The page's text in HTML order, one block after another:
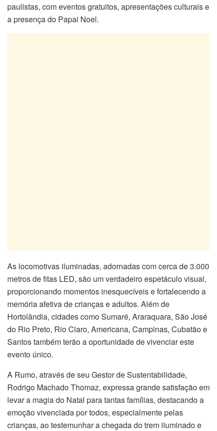
paulistas, com eventos gratuitos, apresentações culturais e
a presença do Papai Noel.
As locomotivas iluminadas, adornadas com cerca de 3.000
metros de fitas LED, são um verdadeiro espetáculo visual,
proporcionando momentos inesquecíveis e fortalecendo a
memória afetiva de crianças e adultos. Além de
Hortolândia, cidades como Sumaré, Araraquara, São José
do Rio Preto, Rio Claro, Americana, Campinas, Cubatão e
Santos também terão a oportunidade de vivenciar este
evento único.
A Rumo, através de seu Gestor de Sustentabilidade,
Rodrigo Machado Thomaz, expressa grande satisfação em
levar a magia do Natal para tantas famílias, destacando a
emoção vivenciada por todos, especialmente pelas
crianças, ao testemunhar a chegada do trem iluminado e